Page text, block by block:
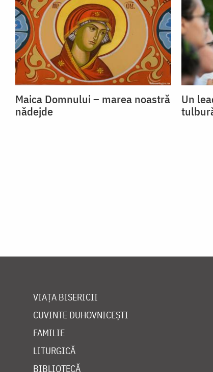
Maica Domnului – marea noastră
nădejde
Un
VIAȚA BISERICII
CUVINTE DUHOVNICEȘTI
FAMILIE
LITURGICĂ
BIBLIOTECĂ